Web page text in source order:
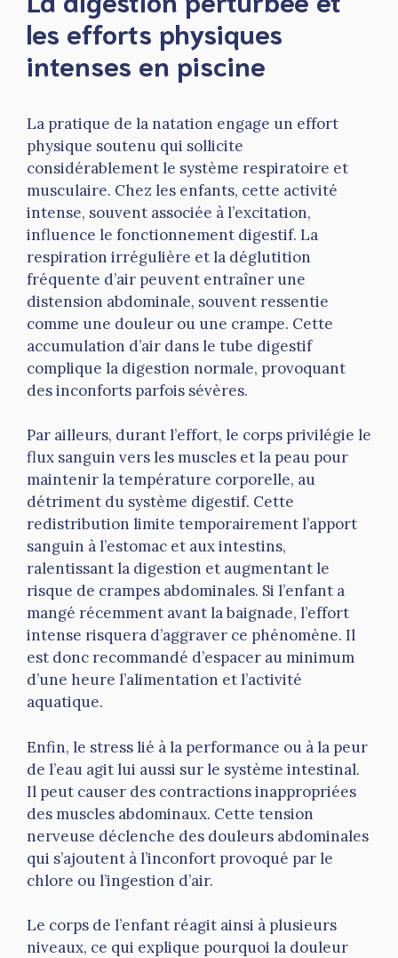
les efforts physiques
intenses en piscine
La pratique de la natation engage un effort
physique soutenu qui sollicite
considérablement le système respiratoire et
musculaire. Chez les enfants, cette activité
intense, souvent associée à l’excitation,
influence le fonctionnement digestif. La
respiration irrégulière et la déglutition
fréquente d’air peuvent entraîner une
distension abdominale, souvent ressentie
comme une douleur ou une crampe. Cette
accumulation d’air dans le tube digestif
complique la digestion normale, provoquant
des inconforts parfois sévères.
Par ailleurs, durant l’effort, le corps privilégie le
flux sanguin vers les muscles et la peau pour
maintenir la température corporelle, au
détriment du système digestif. Cette
redistribution limite temporairement l’apport
sanguin à l’estomac et aux intestins,
ralentissant la digestion et augmentant le
risque de crampes abdominales. Si l’enfant a
mangé récemment avant la baignade, l’effort
intense risquera d’aggraver ce phénomène. Il
est donc recommandé d’espacer au minimum
d’une heure l’alimentation et l’activité
aquatique.
Enfin, le stress lié à la performance ou à la peur
de l’eau agit lui aussi sur le système intestinal.
Il peut causer des contractions inappropriées
des muscles abdominaux. Cette tension
nerveuse déclenche des douleurs abdominales
qui s’ajoutent à l’inconfort provoqué par le
chlore ou l’ingestion d’air.
Le corps de l’enfant réagit ainsi à plusieurs
niveaux, ce qui explique pourquoi la douleur